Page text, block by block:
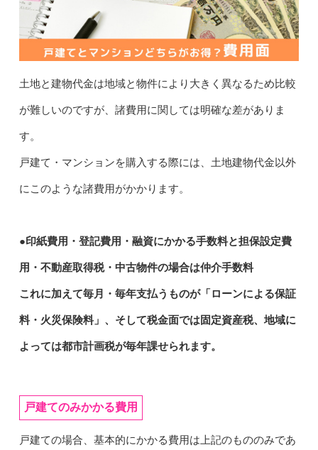
土地と建物代金は地域と物件により大きく異なるため比較
が難しいのですが、諸費用に関しては明確な差がありま
す。
戸建て・マンションを購入する際には、土地建物代金以外
にこのような諸費用がかかります。
●印紙費用・登記費用・融資にかかる手数料と担保設定費
用・不動産取得税・中古物件の場合は仲介手数料
これに加えて毎月・毎年支払うものが「ローンによる保証
料・火災保険料」、そして税金面では固定資産税、地域に
よっては都市計画税が毎年課せられます。
戸建てのみかかる費用
戸建ての場合、基本的にかかる費用は上記のもののみであ